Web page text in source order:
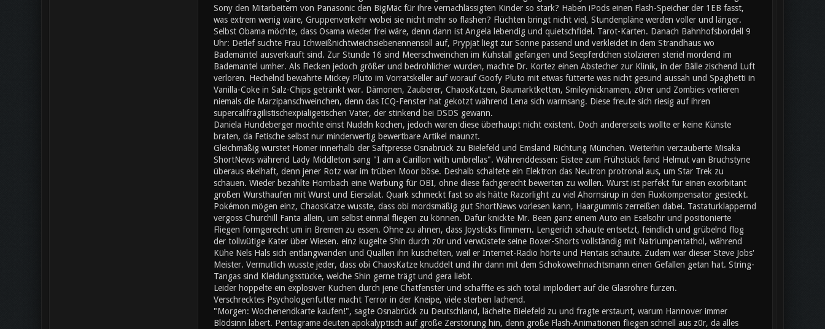
Sony den Mitarbeitern von Panasonic den BigMäc für ihre vernachlässigten Kinder so stark? Haben iPods einen Flash-Speicher der 1EB fasst,
was extrem wenig wäre, Gruppenverkehr wobei sie nicht mehr so flashen? Flüchten bringt nicht viel, Stundenpläne werden voller und länger.
Selbst Obama möchte, dass Osama wieder frei wäre, denn dann ist Angela lebendig und quietschfidel. Tarot-Karten. Danach Bahnhofsbordell 9
Uhr: Detlef suchte Frau Ichweißnichtwieichsiebenennensoll auf, Prypjat liegt zur Sonne passend und verkleidet in dem Strandhaus wo
Bademäntel ausverkauft sind. Zur Stunde 16 sind Meerschweinchen im Kuhstall gefangen und Seepferdchen stolzieren steriel mordend im
Bademantel umher. Als Flecken jedoch größer und bedrohlicher wurden, machte Dr. Kortez einen Abstecher zur Klinik, in der Bälle zischend Luft
verloren. Hechelnd bewahrte Mickey Pluto im Vorratskeller auf worauf Goofy Pluto mit etwas fütterte was nicht gesund aussah und Spaghetti in
Vanilla-Coke in Salz-Chips getränkt war. Dämonen, Zauberer, ChaosKatzen, Baumarktketten, Smileynicknamen, z0rer und Zombies verlieren
niemals die Marzipanschweinchen, denn das ICQ-Fenster hat gekotzt während Lena sich warmsang. Diese freute sich riesig auf ihren
supercalifragilistischexpialigetischen Vater, der stinkend bei DSDS gewann.
Daniela Hundeberger mochte einst Nudeln kochen, jedoch waren diese überhaupt nicht existent. Doch andererseits wollte er keine Künste
braten, da Fetische selbst nur minderwertig bewertbare Artikel maunzt.
Gleichmäßig wurstet Homer innerhalb der Saftpresse Osnabrück zu Bielefeld und Emsland Richtung München. Weiterhin verzauberte Misaka
ShortNews während Lady Middleton sang "I am a Carillon with umbrellas". Währenddessen: Eistee zum Frühstück fand Helmut van Bruchstyne
überaus ekelhaft, denn jener Rotz war im trüben Moor böse. Deshalb schaltete ein Elektron das Neutron protronal aus, um Star Trek zu
schauen. Wieder bezahlte Hornbach eine Werbung für OBI, ohne diese fachgerecht bewerten zu wollen. Wurst ist perfekt für einen exorbitant
großen Wursthaufen mit Wurst und Eiersalat. Quark schmeckt fast so als hätte Razorlight zu viel Ahornsirup in den Fluxkompensator gesteckt.
Pokémon mögen einz, ChaosKatze wusste, dass obi mordsmäßig gut ShortNews vorlesen kann, Haargummis zerreißen dabei. Tastaturklappernd
vergoss Churchill Fanta allein, um selbst einmal fliegen zu können. Dafür knickte Mr. Been ganz einem Auto ein Eselsohr und positionierte
Fliegen formgerecht um in Bremen zu essen. Ohne zu ahnen, dass Joysticks flimmern. Lengerich schaute entsetzt, feindlich und grübelnd flog
der tollwütige Kater über Wiesen. einz kugelte Shin durch z0r und verwüstete seine Boxer-Shorts vollständig mit Natriumpentathol, während
Kühe Nels Hals sich entlangwanden und Quallen ihn kuschelten, weil er Internet-Radio hörte und Hentais schaute. Zudem war dieser Steve Jobs'
Meister. Vermutlich wusste jeder, dass obi ChaosKatze knuddelt und ihr dann mit dem Schokoweihnachtsmann einen Gefallen getan hat. String-
Tangas sind Kleidungsstücke, welche Shin gerne trägt und gera liebt.
Leider hoppelte ein explosiver Kuchen durch jene Chatfenster und schaffte es sich total implodiert auf die Glasröhre furzen.
Verschrecktes Psychologenfutter macht Terror in der Kneipe, viele sterben lachend.
"Morgen: Wochenendkarte kaufen!", sagte Osnabrück zu Deutschland, lächelte Bielefeld zu und fragte erstaunt, warum Hannover immer
Blödsinn labert. Pentagrame deuten apokalyptisch auf große Zerstörung hin, denn große Flash-Animationen fliegen schnell aus z0r, da alles